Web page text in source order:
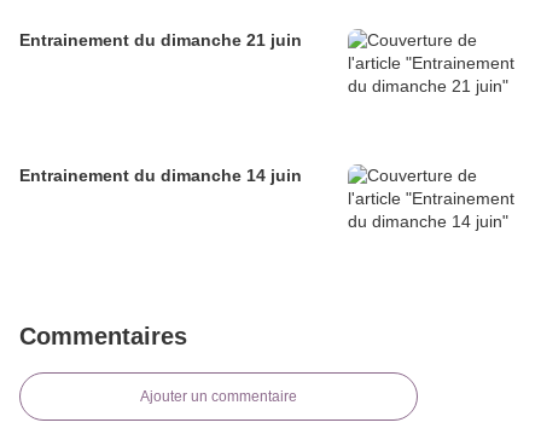
Entrainement du dimanche 21 juin
Entrainement du dimanche 14 juin
Commentaires
Ajouter un commentaire